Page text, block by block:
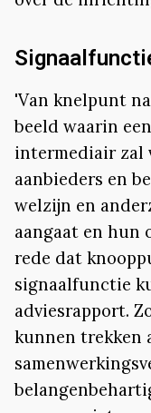
'Van knelpunt
beeld waarin
intermediair zal
aanbieders en
welzijn en
aangaat en hun
rede dat
signaalfunctie
adviesrapport.
kunnen trekken